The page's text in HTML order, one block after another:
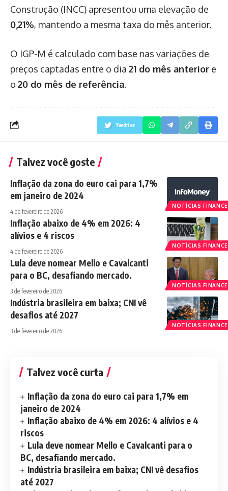
Construção (INCC) apresentou uma elevação de
0,21%, mantendo a mesma taxa do mês anterior.
O IGP-M é calculado com base nas variações de
preços captadas entre o dia 21 do mês anterior e
o 20 do mês de referência.
Twitter
Talvez você goste
NOTÍCIAS
Inflação da zona do euro cai para 1,7%
em janeiro de 2024
4 de fevereiro de 2026
NOTÍCIAS
Inflação abaixo de 4% em 2026: 4
alívios e 4 riscos
4 de fevereiro de 2026
NOTÍCIAS
Lula deve nomear Mello e Cavalcanti
para o BC, desafiando mercado.
3 de fevereiro de 2026
NOTÍCIAS
Indústria brasileira em baixa; CNI vê
desafios até 2027
3 de fevereiro de 2026
Talvez você curta
Inflação da zona do euro cai para 1,7% em
janeiro de 2024
Inflação abaixo de 4% em 2026: 4 alívios e 4
riscos
Lula deve nomear Mello e Cavalcanti para o
BC, desafiando mercado.
Indústria brasileira em baixa; CNI vê desafios
até 2027